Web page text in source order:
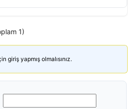
1)
giriş yapmış olmalısınız.